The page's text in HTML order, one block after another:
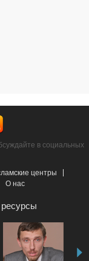
в социальных
центры
О нас